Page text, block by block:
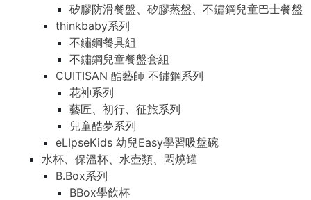
矽膠防滑餐盤、矽膠蒸盤、不鏽鋼兒童巴士餐盤
thinkbaby系列
不鏽鋼餐具組
不鏽鋼兒童餐盤套組
CUITISAN 酷藝師 不鏽鋼系列
花神系列
藝匠、初行、征旅系列
兒童酷夢系列
eLIpseKids 幼兒Easy學習吸盤碗
水杯、保溫杯、水壺類、悶燒罐
B.Box系列
BBox學飲杯